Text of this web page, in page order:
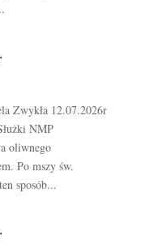
12.07.2026r
NMP
oliwnego
Po mszy św.
sposób...